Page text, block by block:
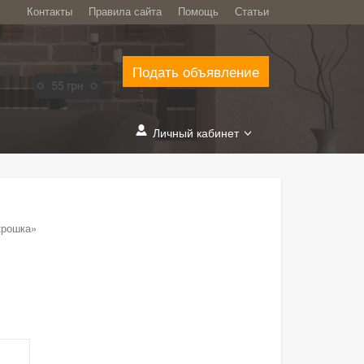
Контакты Правила сайта Помощь Статьи
Подать объявление
Личный кабинет